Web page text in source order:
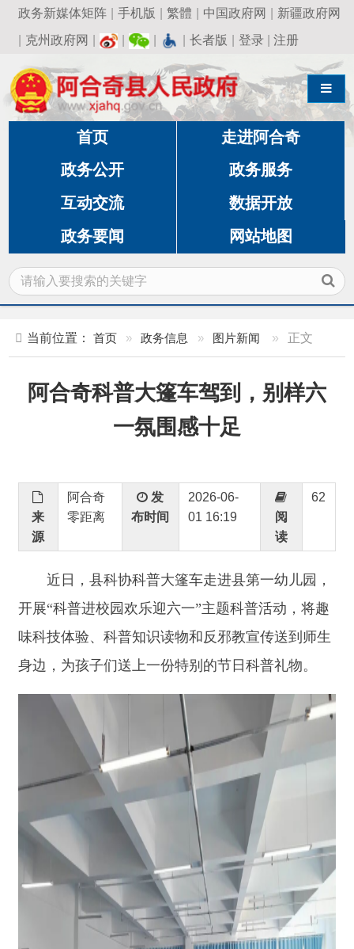
政务新媒体矩阵 | 手机版 繁體 | 中国政府网 | 新疆政府网
克州政府网 | | | 长者版 | 登录|注册
导航切换
首页 走进阿合奇
政务公开 政务服务
互动交流 数据开放
政务要闻 网站地图
当前位置： 首页 » 政务信息 » 图片新闻 » 正文
阿合奇科普大篷车驾到，别样六
一氛围感十足
发
2026-06-
近日，县科协科普大篷车走进县第一幼儿园，
开展“科普进校园欢乐迎六一”主题科普活动，将趣
身边，为孩子们送上一份特别的节日科普礼物。